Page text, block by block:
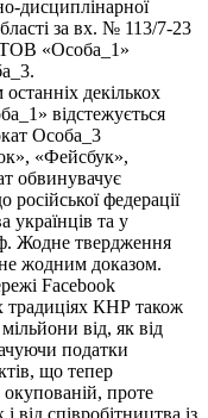
дисциплінарної
за вх. № 113/7-23
ТОВ «Особа_1»
декількох
відстежується
Особа_3
«Фейсбук»,
обвинувачує
російської федерації
українців та у
Жодне твердження
жодним доказом.
Facebook
традиціях КНР також
від, як від
податки
що тепер
проте
від співробітництва із